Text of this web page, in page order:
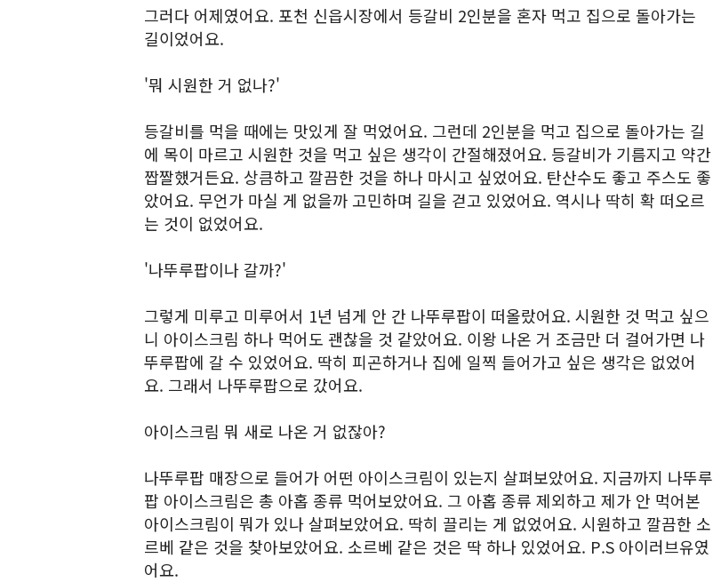
그러다 어제였어요. 포천 신읍시장에서 등갈비 2인분을 혼자 먹고 집으로 돌아가는
길이었어요.
'뭐 시원한 거 없나?'
등갈비를 먹을 때에는 맛있게 잘 먹었어요. 그런데 2인분을 먹고 집으로 돌아가는 길
에 목이 마르고 시원한 것을 먹고 싶은 생각이 간절해졌어요. 등갈비가 기름지고 약간
짭짤했거든요. 상큼하고 깔끔한 것을 하나 마시고 싶었어요. 탄산수도 좋고 주스도 좋
았어요. 무언가 마실 게 없을까 고민하며 길을 걷고 있었어요. 역시나 딱히 확 떠오르
는 것이 없었어요.
'나뚜루팝이나 갈까?'
그렇게 미루고 미루어서 1년 넘게 안 간 나뚜루팝이 떠올랐어요. 시원한 것 먹고 싶으
니 아이스크림 하나 먹어도 괜찮을 것 같았어요. 이왕 나온 거 조금만 더 걸어가면 나
뚜루팝에 갈 수 있었어요. 딱히 피곤하거나 집에 일찍 들어가고 싶은 생각은 없었어
요. 그래서 나뚜루팝으로 갔어요.
아이스크림 뭐 새로 나온 거 없잖아?
나뚜루팝 매장으로 들어가 어떤 아이스크림이 있는지 살펴보았어요. 지금까지 나뚜루
팝 아이스크림은 총 아홉 종류 먹어보았어요. 그 아홉 종류 제외하고 제가 안 먹어본
아이스크림이 뭐가 있나 살펴보았어요. 딱히 끌리는 게 없었어요. 시원하고 깔끔한 소
르베 같은 것을 찾아보았어요. 소르베 같은 것은 딱 하나 있었어요. P.S 아이러브유였
어요.